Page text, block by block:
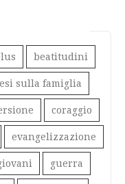
beatitudini
sulla famiglia
coraggio
evangelizzazione
guerra